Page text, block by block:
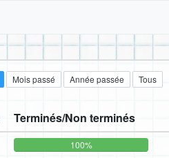
Mois passé Année passée Tous
Terminés/Non terminés
100%